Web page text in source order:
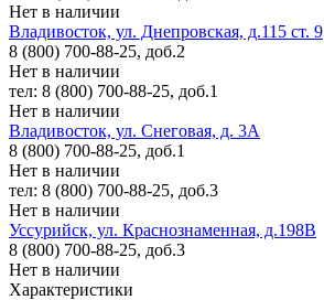
Нет в наличии
Владивосток, ул. Днепровская, д.115 ст. 9
8 (800) 700-88-25, доб.2
Нет в наличии
тел: 8 (800) 700-88-25, доб.1
Нет в наличии
Владивосток, ул. Снеговая, д. 3А
8 (800) 700-88-25, доб.1
Нет в наличии
тел: 8 (800) 700-88-25, доб.3
Нет в наличии
Уссурийск, ул. Краснознаменная, д.198В
8 (800) 700-88-25, доб.3
Нет в наличии
Характеристики